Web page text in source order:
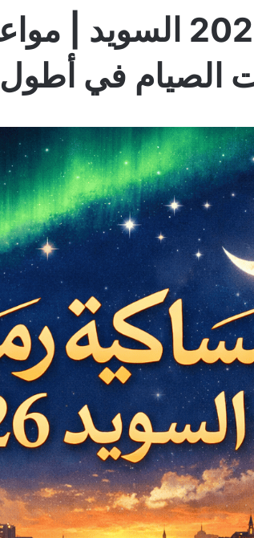
امساكية رمضان
الصيام في أطول